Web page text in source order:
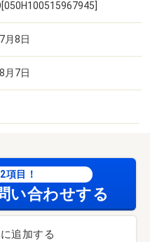
月8日
月7日
項目！
い合わせする
追加する